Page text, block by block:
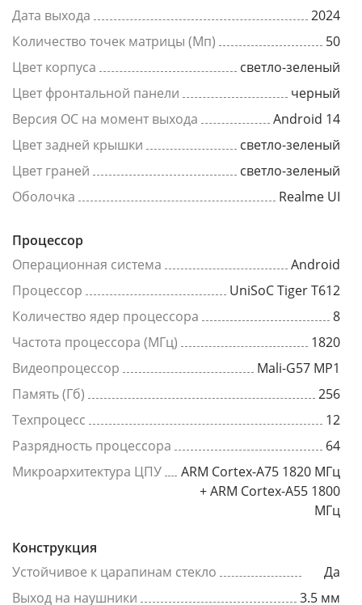
Дата выхода
2024
Количество точек матрицы (Мп)
50
Цвет корпуса
светло-зеленый
Цвет фронтальной панели
черный
Версия ОС на момент выхода
Android 14
Цвет задней крышки
светло-зеленый
Цвет граней
светло-зеленый
Оболочка
Realme UI
Процессор
Операционная система
Android
Процессор
UniSoC Tiger T612
Количество ядер процессора
8
Частота процессора (МГц)
1820
Видеопроцессор
Mali-G57 MP1
Память (Гб)
256
Техпроцесс
12
Разрядность процессора
64
Микроархитектура ЦПУ
ARM Cortex-A75 1820 МГц
+ ARM Cortex-A55 1800
МГц
Конструкция
Устойчивое к царапинам стекло
Да
Выход на наушники
3.5 мм